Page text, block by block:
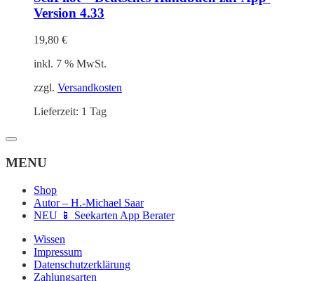
Version 4.33
19,80 €
inkl. 7 % MwSt.
zzgl. Versandkosten
Lieferzeit: 1 Tag
MENU
Shop
Autor – H.-Michael Saar
NEU 📱 Seekarten App Berater
Wissen
Impressum
Datenschutzerklärung
Zahlungsarten